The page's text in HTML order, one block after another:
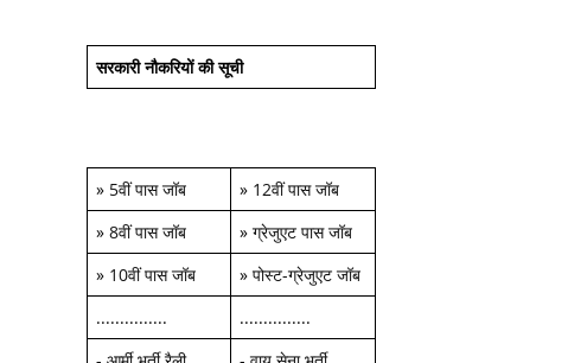
सरकारी नौकरियों की सूची
» 5वीं पास जॉब » 12वीं पास जॉब
» 8वीं पास जॉब » ग्रेजुएट पास जॉब
» 10वीं पास जॉब » पोस्ट-ग्रेजुएट जॉब
...............
...............